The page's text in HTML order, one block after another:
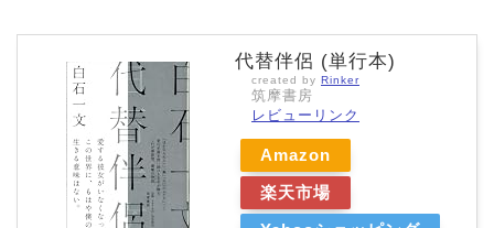
代替伴侶 (単行本)
created by Rinker
筑摩書房
レビューリンク
Amazon
楽天市場